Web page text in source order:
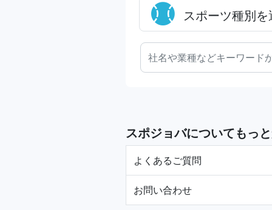
スポーツ種別を
スポジョバについてもっ
よくあるご質問
お問い合わせ